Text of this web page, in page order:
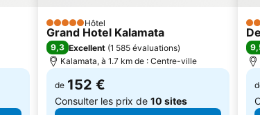
5 ÉtoilesHôtel
Grand Hotel Kalamata
9,3 Excellent (1 585 évaluations)
Kalamata, à 1.7 km de : Centre-ville
de 152 €
Consulter les prix de 10 sites
3